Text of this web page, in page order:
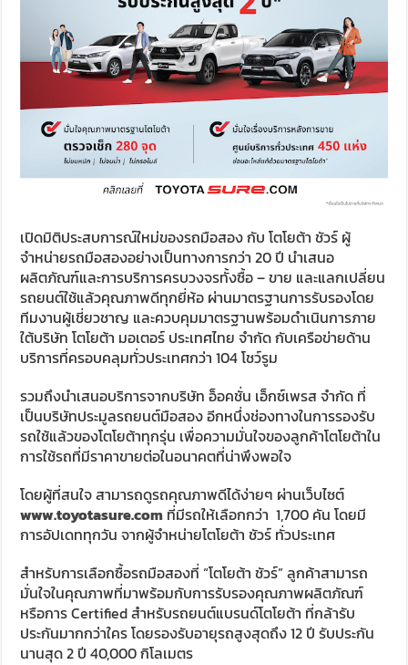
เปิดมิติประสบการณ์ใหม่ของรถมือสอง กับ โตโยต้า ชัวร์ ผู้
จำหน่ายรถมือสองอย่างเป็นทางการกว่า 20 ปี นำเสนอ
ผลิตภัณฑ์และการบริการครบวงจรทั้งซื้อ – ขาย และแลกเปลี่ยน
รถยนต์ใช้แล้วคุณภาพดีทุกยี่ห้อ ผ่านมาตรฐานการรับรองโดย
ทีมงานผู้เชี่ยวชาญ และควบคุมมาตรฐานพร้อมดำเนินการภาย
ใต้บริษัท โตโยต้า มอเตอร์ ประเทศไทย จำกัด กับเครือข่ายด้าน
บริการที่ครอบคลุมทั่วประเทศกว่า 104 โชว์รูม
รวมถึงนำเสนอบริการจากบริษัท อ็อคชั่น เอ็กซ์เพรส จำกัด ที่
เป็นบริษัทประมูลรถยนต์มือสอง อีกหนึ่งช่องทางในการรองรับ
รถใช้แล้วของโตโยต้าทุกรุ่น เพื่อความมั่นใจของลูกค้าโตโยต้าใน
การใช้รถที่มีราคาขายต่อในอนาคตที่น่าพึงพอใจ
โดยผู้ที่สนใจ สามารถดูรถคุณภาพดีได้ง่ายๆ ผ่านเว็บไซต์
www.toyotasure.com ที่มีรถให้เลือกกว่า 1,700 คัน โดยมี
การอัปเดททุกวัน จากผู้จำหน่ายโตโยต้า ชัวร์ ทั่วประเทศ
สำหรับการเลือกซื้อรถมือสองที่ “โตโยต้า ชัวร์” ลูกค้าสามารถ
มั่นใจในคุณภาพที่มาพร้อมกับการรับรองคุณภาพผลิตภัณฑ์
หรือการ Certified สำหรับรถยนต์แบรนด์โตโยต้า ที่กล้ารับ
ประกันมากกว่าใคร โดยรองรับอายุรถสูงสุดถึง 12 ปี รับประกัน
นานสุด 2 ปี 40,000 กิโลเมตร